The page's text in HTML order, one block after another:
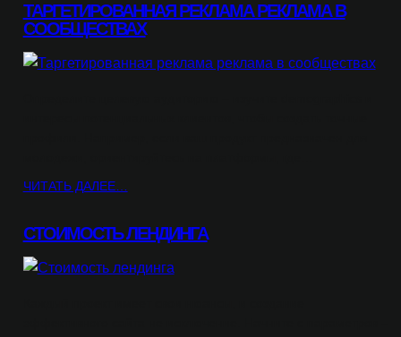
ТАРГЕТИРОВАННАЯ РЕКЛАМА РЕКЛАМА В
СООБЩЕСТВАХ
ЧИТАТЬ ДАЛЕЕ…
СТОИМОСТЬ ЛЕНДИНГА